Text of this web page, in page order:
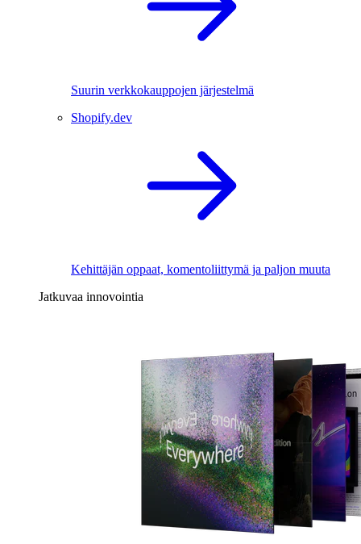
Suurin verkkokauppojen järjestelmä
Shopify.dev
Kehittäjän oppaat, komentoliittymä ja paljon muuta
Jatkuvaa innovointia